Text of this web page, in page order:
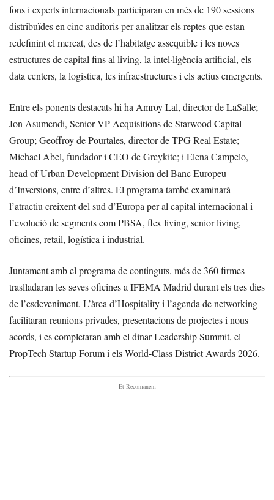
fons i experts internacionals participaran en més de 190 sessions
distribuïdes en cinc auditoris per analitzar els reptes que estan
redefinint el mercat, des de l’habitatge assequible i les noves
estructures de capital fins al living, la intel·ligència artificial, els
data centers, la logística, les infraestructures i els actius emergents.
Entre els ponents destacats hi ha Amroy Lal, director de LaSalle;
Jon Asumendi, Senior VP Acquisitions de Starwood Capital
Group; Geoffroy de Pourtales, director de TPG Real Estate;
Michael Abel, fundador i CEO de Greykite; i Elena Campelo,
head of Urban Development Division del Banc Europeu
d’Inversions, entre d’altres. El programa també examinarà
l’atractiu creixent del sud d’Europa per al capital internacional i
l’evolució de segments com PBSA, flex living, senior living,
oficines, retail, logística i industrial.
Juntament amb el programa de continguts, més de 360 firmes
traslladaran les seves oficines a IFEMA Madrid durant els tres dies
de l’esdeveniment. L’àrea d’Hospitality i l’agenda de networking
facilitaran reunions privades, presentacions de projectes i nous
acords, i es completaran amb el dinar Leadership Summit, el
PropTech Startup Forum i els World-Class District Awards 2026.
- Et Recomanem -